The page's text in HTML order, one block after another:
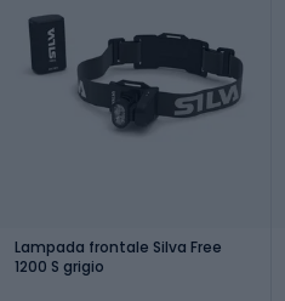
Lampada frontale Silva Free
1200 S grigio